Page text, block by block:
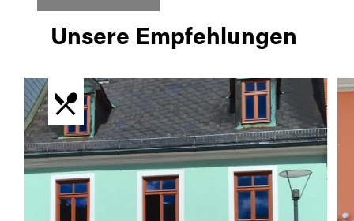
Unsere Empfehlungen